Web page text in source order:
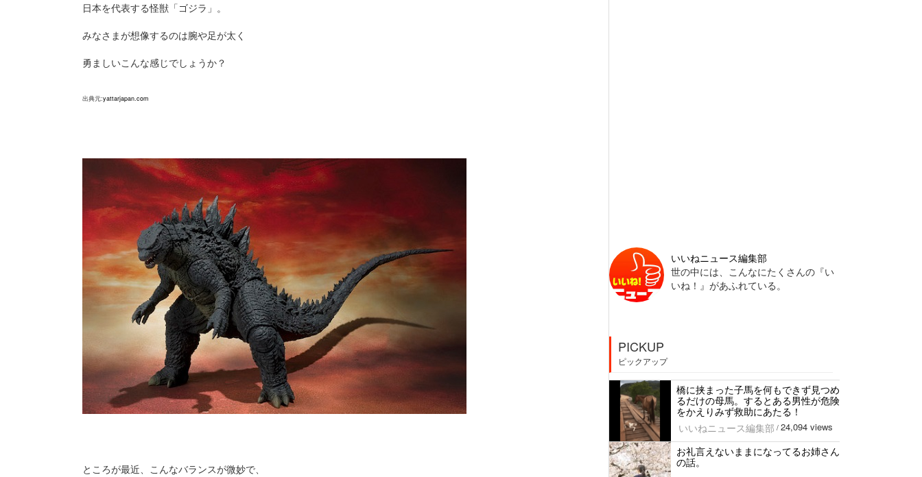
日本を代表する怪獣「ゴジラ」。
みなさまが想像するのは腕や足が太く
勇ましいこんな感じでしょうか？
出典元:yattarjapan.com
ところが最近、こんなバランスが微妙で、
いいねニュース編集部
世の中には、こんなにたくさんの『い
いね！』があふれている。
PICKUP
ピックアップ
橋に挟まった子馬を何もできず見つめ
るだけの母馬。するとある男性が危険
をかえりみず救助にあたる！
いいねニュース編集部 / 24,094 views
お礼言えないままになってるお姉さん
の話。